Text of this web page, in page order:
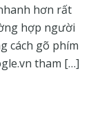
hơn rất
hợp người
cách gõ phím
tham […]